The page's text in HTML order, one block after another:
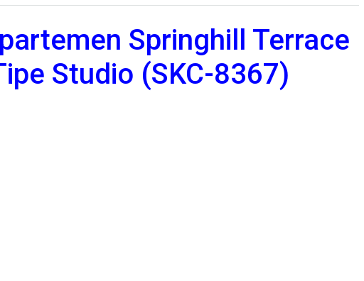
Springhill Terrace
Studio (SKC-8367)
Springhill Kemayoran